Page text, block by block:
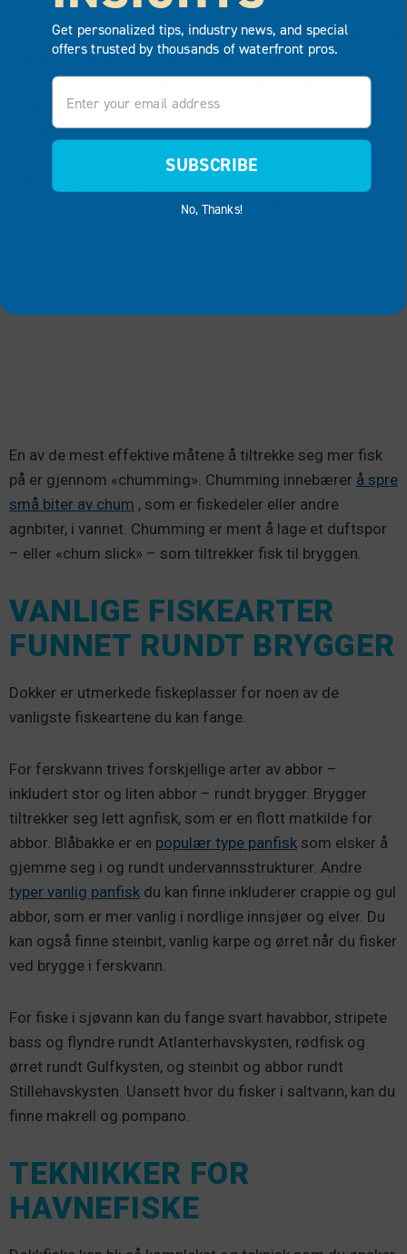
Avhengig av arten kan bruk av lys væreen effektiv måte å
tiltrekke seg mer fisk på. Hvis bryggen du fisker ved har
undervannslys, er det en bonus. Disse lysene tiltrekker
seg ofte små insekter og plankton, som deretter
tiltrekker seg agnfisk og andre større fisker. Du kan
imidlertid også skape en lignende effekt ved å bruke et
regnes hvite, grønne og blå lys som de beste for å
En av de mest effektive måtene å tiltrekke seg mer fisk
på er gjennom «chumming». Chumming innebærer å spre
små biter av chum , som er fiskedeler eller andre
agnbiter, i vannet. Chumming er ment å lage et duftspor
– eller «chum slick» – som tiltrekker fisk til bryggen.
VANLIGE FISKEARTER
FUNNET RUNDT BRYGGER
Dokker er utmerkede fiskeplasser for noen av de
vanligste fiskeartene du kan fange.
For ferskvann trives forskjellige arter av abbor –
inkludert stor og liten abbor – rundt brygger. Brygger
tiltrekker seg lett agnfisk, som er en flott matkilde for
abbor. Blåbakke er en populær type panfisk som elsker å
gjemme seg i og rundt undervannsstrukturer. Andre
typer vanlig panfisk du kan finne inkluderer crappie og gul
abbor, som er mer vanlig i nordlige innsjøer og elver. Du
kan også finne steinbit, vanlig karpe og ørret når du fisker
ved brygge i ferskvann.
For fiske i sjøvann kan du fange svart havabbor, stripete
bass og flyndre rundt Atlanterhavskysten, rødfisk og
ørret rundt Gulfkysten, og steinbit og abbor rundt
Stillehavskysten. Uansett hvor du fisker i saltvann, kan du
finne makrell og pompano.
TEKNIKKER FOR
HAVNEFISKE
Get personalized tips, industry news, and special
offers trusted by thousands of waterfront pros.
Email
SUBSCRIBE
No, Thanks!